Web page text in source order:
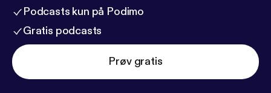
Podcasts kun på Podimo
Gratis podcasts
Prøv gratis